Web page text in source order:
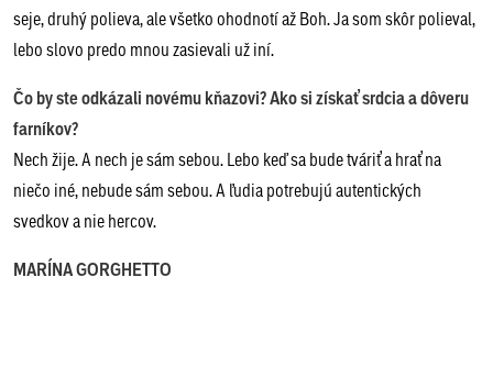
seje, druhý polieva, ale všetko ohodnotí až Boh. Ja som skôr polieval,
lebo slovo predo mnou zasievali už iní.
Čo by ste odkázali novému kňazovi? Ako si získať srdcia a dôveru
farníkov?
Nech žije. A nech je sám sebou. Lebo keď sa bude tváriť a hrať na
niečo iné, nebude sám sebou. A ľudia potrebujú autentických
svedkov a nie hercov.
MARÍNA GORGHETTO